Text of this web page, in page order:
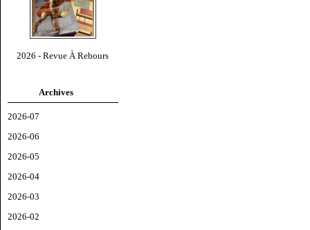
2026 - Revue À Rebours
Archives
2026-07
2026-06
2026-05
2026-04
2026-03
2026-02